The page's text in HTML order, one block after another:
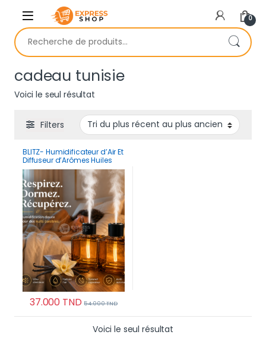
Skip to navigation
Skip to content
0
Recherche pour :
cadeau tunisie
Voici le seul résultat
Filters
BLITZ- Humidificateur d’Air Et
Diffuseur d’Arômes Huiles
Essentielles 500 ml
Rechargeable & Portable
37.000 TND 54.000TND
Voici le seul résultat